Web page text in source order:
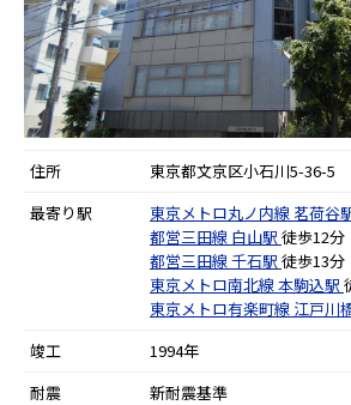
住所
東京都文京区小石川5-36-5
最寄り駅
東京メトロ丸ノ内線 茗荷谷
都営三田線 白山駅 徒歩12分
都営三田線千石駅 徒歩13分
東京メトロ南北線本駒込駅
東京メトロ有楽町線 江戸川
竣工
1994年
耐震
新耐震基準